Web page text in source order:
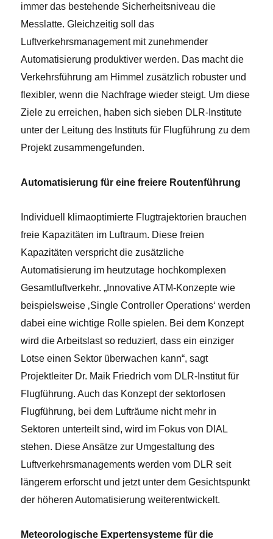
immer das bestehende Sicherheitsniveau die
Messlatte. Gleichzeitig soll das
Luftverkehrsmanagement mit zunehmender
Automatisierung produktiver werden. Das macht die
Verkehrsführung am Himmel zusätzlich robuster und
flexibler, wenn die Nachfrage wieder steigt. Um diese
Ziele zu erreichen, haben sich sieben DLR-Institute
unter der Leitung des Instituts für Flugführung zu dem
Projekt zusammengefunden.
Automatisierung für eine freiere Routenführung
Individuell klimaoptimierte Flugtrajektorien brauchen
freie Kapazitäten im Luftraum. Diese freien
Kapazitäten verspricht die zusätzliche
Automatisierung im heutzutage hochkomplexen
Gesamtluftverkehr. „Innovative ATM-Konzepte wie
beispielsweise ‚Single Controller Operations‘ werden
dabei eine wichtige Rolle spielen. Bei dem Konzept
wird die Arbeitslast so reduziert, dass ein einziger
Lotse einen Sektor überwachen kann“, sagt
Projektleiter Dr. Maik Friedrich vom DLR-Institut für
Flugführung. Auch das Konzept der sektorlosen
Flugführung, bei dem Lufträume nicht mehr in
Sektoren unterteilt sind, wird im Fokus von DIAL
stehen. Diese Ansätze zur Umgestaltung des
Luftverkehrsmanagements werden vom DLR seit
längerem erforscht und jetzt unter dem Gesichtspunkt
der höheren Automatisierung weiterentwickelt.
Meteorologische Expertensysteme für die